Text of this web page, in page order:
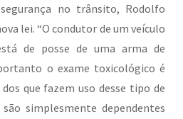
no trânsito, Rodolfo
lei. “O condutor de um veículo
de posse de uma arma de
o exame toxicológico é
que fazem uso desse tipo de
simplesmente dependentes